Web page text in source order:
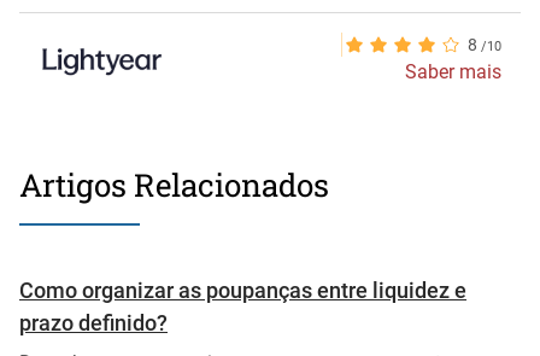
8
Saber mais
Artigos Relacionados
Como organizar as poupanças entre liquidez e
prazo definido?